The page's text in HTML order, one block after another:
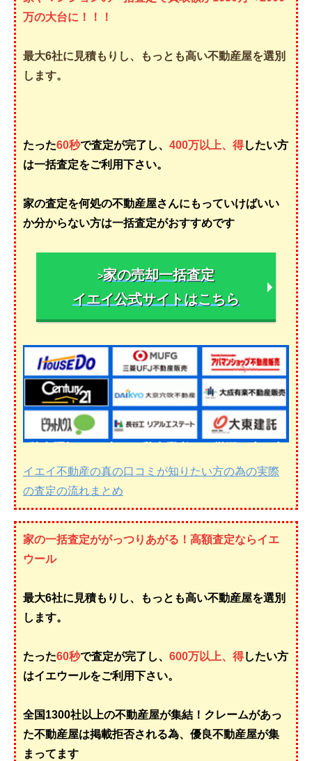
万の大台に！！！
最大6社に見積もりし、もっとも高い不動産屋を選別
します。
たった60秒で査定が完了し、 400万以上、得したい方
は一括査定をご利用下さい。
家の査定を何処の不動産屋さんにもっていけばいい
か分からない方は一括査定がおすすめです
>家の売却一括査定
イエイ公式サイトはこちら
イエイ不動産の真の口コミが知りたい方の為の実際
の査定の流れまとめ
家の一括査定ががっつりあがる！高額査定ならイエ
ウール
最大6社に見積もりし、もっとも高い不動産屋を選別
します。
たった60秒で査定が完了し、 600万以上、得したい方
はイエウールをご利用下さい。
全国1300社以上の不動産屋が集結！クレームがあっ
た不動産屋は掲載拒否される為、優良不動産屋が集
まってます